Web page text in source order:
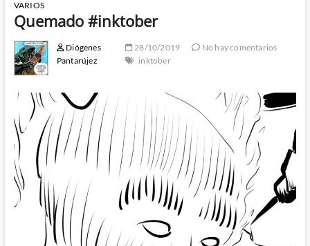
VARIOS
Quemado #inktober
Diógenes
Pantarújez
28/10/2019
No hay comentarios
inktober